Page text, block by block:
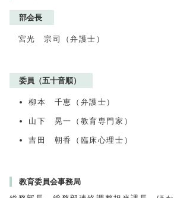
部会長
宮光 宗司（弁護士）
委員（五十音順）
柳本 千恵（弁護士）
山下 晃一（教育専門家）
吉田 朝香（臨床心理士）
教育委員会事務局